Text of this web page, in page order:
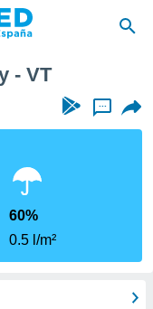
- VT
...
60%
0.5 l/m²